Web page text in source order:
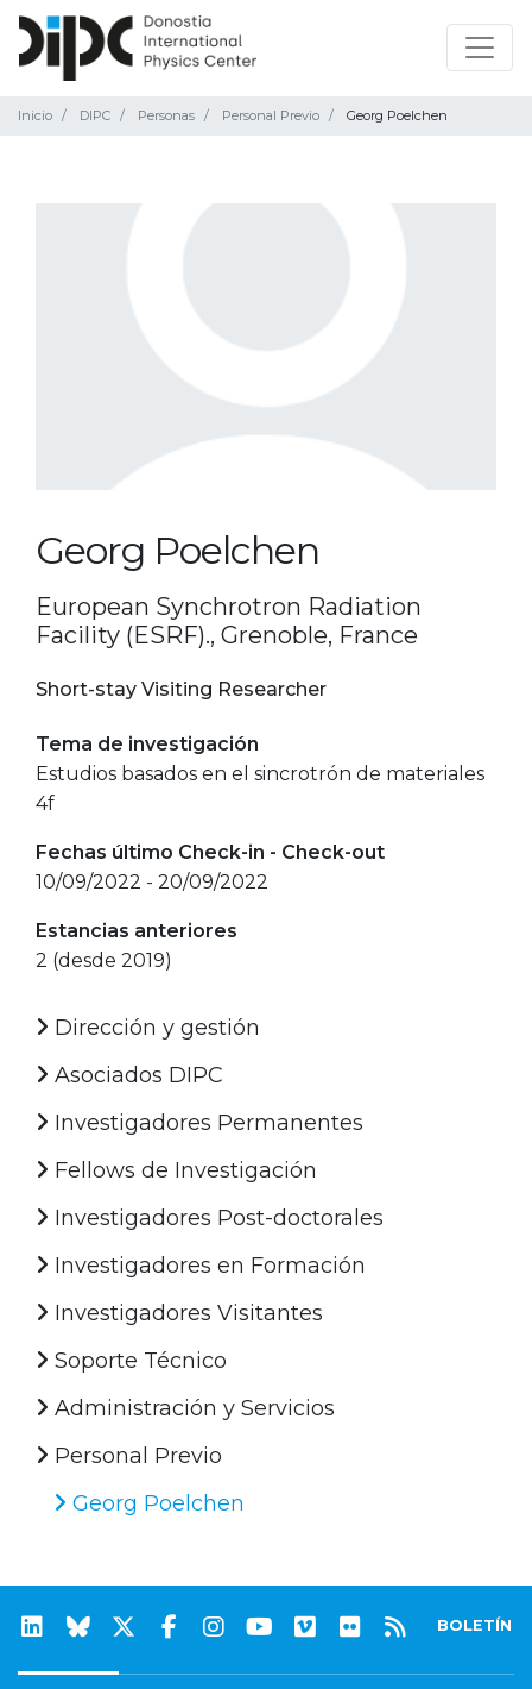
Inicio DIPC Personas Personal Previo Georg Poelchen
Georg Poelchen
European Synchrotron Radiation
Facility (ESRF)., Grenoble, France
Short-stay Visiting Researcher
Tema de investigación
Estudios basados en el sincrotrón de materiales
4f
Fechas último Check-in - Check-out
10/09/2022 - 20/09/2022
Estancias anteriores
2 (desde 2019)
Dirección y gestión
Asociados DIPC
Investigadores Permanentes
Fellows de Investigación
Investigadores Post-doctorales
Investigadores en Formación
Investigadores Visitantes
Soporte Técnico
Administración y Servicios
Personal Previo
Georg Poelchen
BOLETÍN